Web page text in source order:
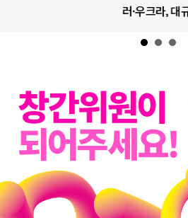
러·우크라, 대규모 공습 주고받아…민간 ..